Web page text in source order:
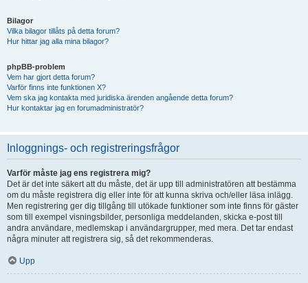
Bilagor
Vilka bilagor tillåts på detta forum?
Hur hittar jag alla mina bilagor?
phpBB-problem
Vem har gjort detta forum?
Varför finns inte funktionen X?
Vem ska jag kontakta med juridiska ärenden angående detta forum?
Hur kontaktar jag en forumadministratör?
Inloggnings- och registreringsfrågor
Varför måste jag ens registrera mig?
Det är det inte säkert att du måste, det är upp till administratören att bestämma
om du måste registrera dig eller inte för att kunna skriva och/eller läsa inlägg.
Men registrering ger dig tillgång till utökade funktioner som inte finns för gäster
som till exempel visningsbilder, personliga meddelanden, skicka e-post till
andra användare, medlemskap i användargrupper, med mera. Det tar endast
några minuter att registrera sig, så det rekommenderas.
Upp